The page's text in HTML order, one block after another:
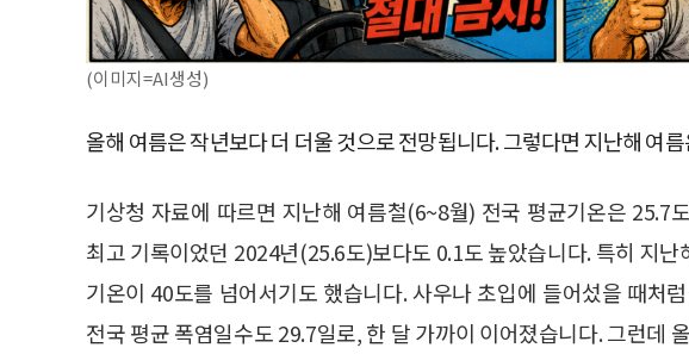
(이미지=AI생성)
올해 여름은 작년보다 더 더울 것으로 전망됩니다. 그렇다면 지난해 여
기상청 자료에 따르면 지난해 여름철(6~8월) 전국 평균기온은 25.7
최고 기록이었던 2024년(25.6도)보다도 0.1도 높았습니다. 특히 지
기온이 40도를 넘어서기도 했습니다. 사우나 초입에 들어섰을 때처
전국 평균 폭염일수도 29.7일로, 한 달 가까이 이어졌습니다. 그런데